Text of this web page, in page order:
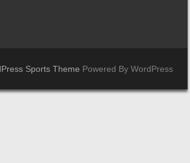
Sports Theme Powered By WordPress